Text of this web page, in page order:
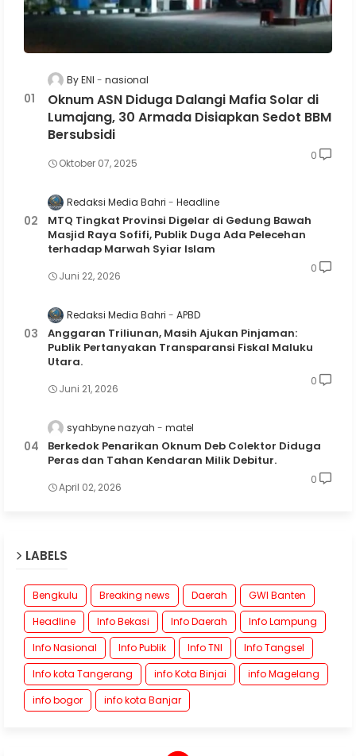
By ENI nasional
Oknum ASN Diduga Dalangi Mafia Solar di
Lumajang, 30 Armada Disiapkan Sedot BBM
Bersubsidi
Oktober 07, 2025
0
Redaksi Media Bahri Headline
MTQ Tingkat Provinsi Digelar di Gedung Bawah
Masjid Raya Sofifi, Publik Duga Ada Pelecehan
terhadap Marwah Syiar Islam
Juni 22, 2026
0
Redaksi Media Bahri APBD
Anggaran Triliunan, Masih Ajukan Pinjaman:
Publik Pertanyakan Transparansi Fiskal Maluku
Utara.
Juni 21, 2026
0
syahbyne nazyah matel
Berkedok Penarikan Oknum Deb Colektor Diduga
Peras dan Tahan Kendaran Milik Debitur.
April 02, 2026
0
LABELS
Bengkulu Breaking news Daerah
GWI Banten
Headline
Info Bekasi Info Daerah
Info Lampung
Info Nasional
Info Publik Info TNI
Info Tangsel
Info kota Tangerang
info Kota Binjai
info Magelang
info bogor
info kota Banjar